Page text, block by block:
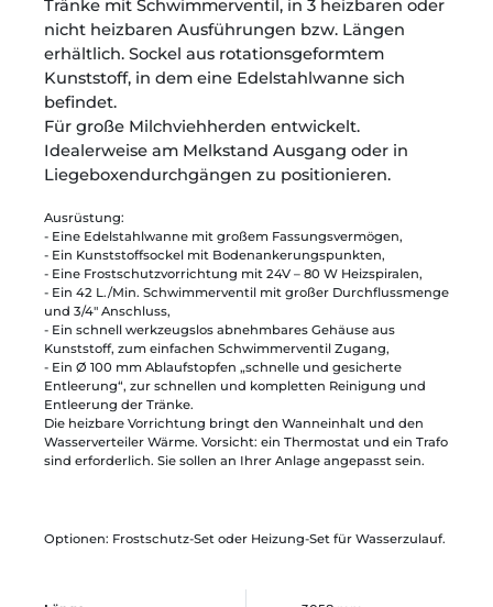
Tränke mit Schwimmerventil, in 3 heizbaren oder
nicht heizbaren Ausführungen bzw. Längen
erhältlich. Sockel aus rotationsgeformtem
Kunststoff, in dem eine Edelstahlwanne sich
befindet.
Für große Milchviehherden entwickelt.
Idealerweise am Melkstand Ausgang oder in
Liegeboxendurchgängen zu positionieren.
Ausrüstung:
- Eine Edelstahlwanne mit großem Fassungsvermögen,
- Ein Kunststoffsockel mit Bodenankerungspunkten,
- Eine Frostschutzvorrichtung mit 24V – 80 W Heizspiralen,
- Ein 42 L./Min. Schwimmerventil mit großer Durchflussmenge
und 3/4" Anschluss,
- Ein schnell werkzeugslos abnehmbares Gehäuse aus
Kunststoff, zum einfachen Schwimmerventil Zugang,
- Ein Ø 100 mm Ablaufstopfen „schnelle und gesicherte
Entleerung“, zur schnellen und kompletten Reinigung und
Entleerung der Tränke.
Die heizbare Vorrichtung bringt den Wanneinhalt und den
Wasserverteiler Wärme. Vorsicht: ein Thermostat und ein Trafo
sind erforderlich. Sie sollen an Ihrer Anlage angepasst sein.
Optionen: Frostschutz-Set oder Heizung-Set für Wasserzulauf.